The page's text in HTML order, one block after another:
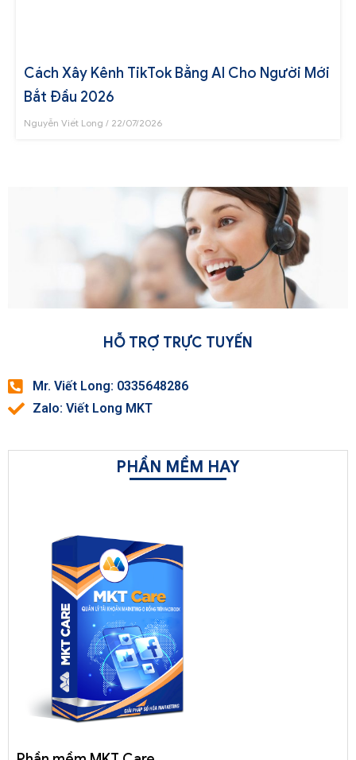
Cách Xây Kênh TikTok Bằng AI Cho Người Mới
Bắt Đầu 2026
Nguyễn Viết Long 22/07/2026
HỖ TRỢ TRỰC TUYẾN
Mr. Viết Long: 0335648286
Zalo: Viết Long MKT
PHẦN MỀM HAY